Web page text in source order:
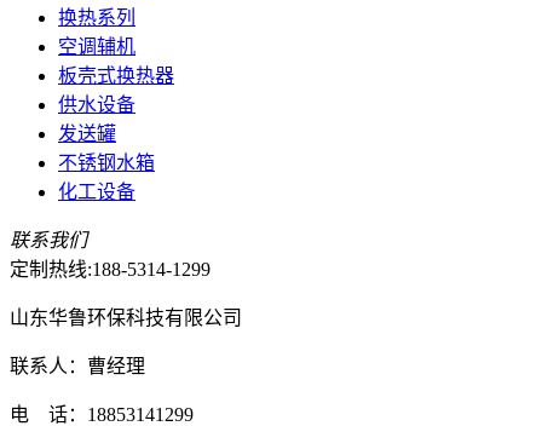
换热系列
空调辅机
板壳式换热器
供水设备
发送罐
不锈钢水箱
化工设备
联系我们
定制热线:188-5314-1299
山东华鲁环保科技有限公司
联系人：曹经理
电 话：18853141299